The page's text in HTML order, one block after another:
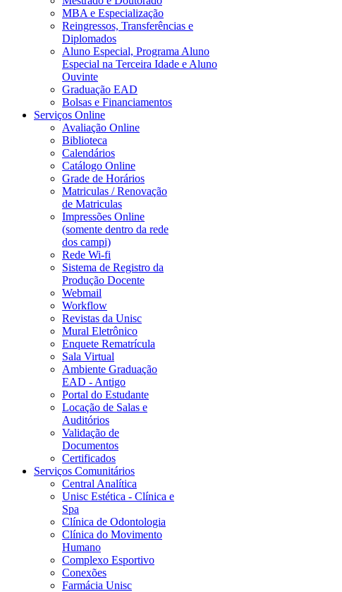
MBA e Especialização
Reingressos, Transferências e
Diplomados
Aluno Especial, Programa Aluno
Especial na Terceira Idade e Aluno
Ouvinte
Graduação EAD
Bolsas e Financiamentos
Serviços Online
Avaliação Online
Biblioteca
Calendários
Catálogo Online
Grade de Horários
Matriculas / Renovação
de Matriculas
Impressões Online
(somente dentro da rede
dos campi)
Rede Wi-fi
Sistema de Registro da
Produção Docente
Webmail
Workflow
Revistas da Unisc
Mural Eletrônico
Enquete Rematrícula
Sala Virtual
Ambiente Graduação
EAD - Antigo
Portal do Estudante
Locação de Salas e
Auditórios
Validação de
Documentos
Certificados
Serviços Comunitários
Central Analítica
Unisc Estética - Clínica e
Spa
Clínica de Odontologia
Clínica do Movimento
Humano
Complexo Esportivo
Conexões
Farmácia Unisc